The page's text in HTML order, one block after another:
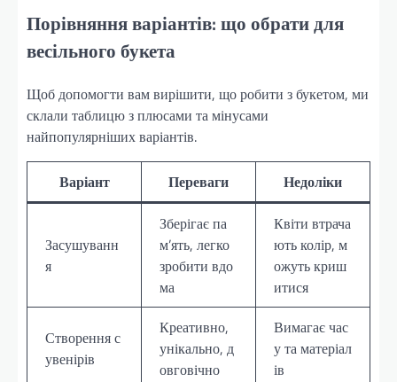
Порівняння варіантів: що обрати для
весільного букета
Щоб допомогти вам вирішити, що робити з букетом, ми
склали таблицю з плюсами та мінусами
найпопулярніших варіантів.
Варіант Переваги Недоліки
Засушуванн
я
Зберігає па
м’ять, легко
зробити вдо
ма
Квіти втрача
ють колір, м
ожуть криш
итися
Створення с
увенірів
Креативно,
унікально, д
овговічно
Вимагає час
у та матеріал
ів